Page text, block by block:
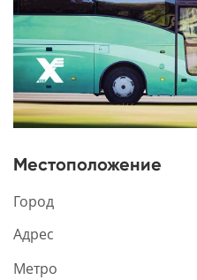
Местоположение
Город
Адрес
Метро